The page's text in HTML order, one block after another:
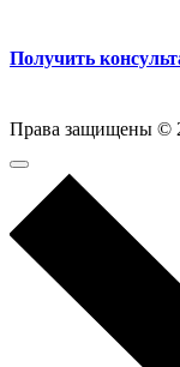
Получить
Права защищены ©